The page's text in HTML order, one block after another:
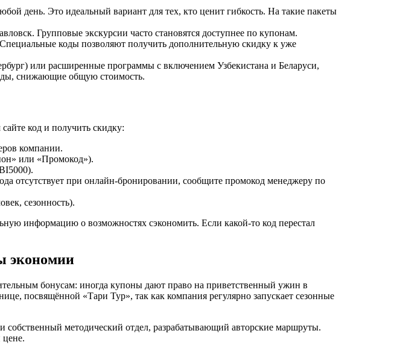
день. Это идеальный вариант для тех, кто ценит гибкость. На такие пакеты
Групповые экскурсии часто становятся доступнее по купонам.
коды позволяют получить дополнительную скидку к уже
или расширенные программы с включением Узбекистана и Беларуси,
снижающие общую стоимость.
код и получить скидку:
компании.
или «Промокод»).
отсутствует при онлайн-бронировании, сообщите промокод менеджеру по
сезонность).
информацию о возможностях сэкономить. Если какой-то код перестал
экономии
бонусам: иногда купоны дают право на приветственный ужин в
посвящённой «Тари Тур», так как компания регулярно запускает сезонные
собственный методический отдел, разрабатывающий авторские маршруты.